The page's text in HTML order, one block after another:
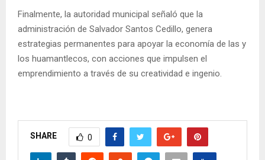
Finalmente, la autoridad municipal señaló que la
administración de Salvador Santos Cedillo, genera
estrategias permanentes para apoyar la economía de las y
los huamantlecos, con acciones que impulsen el
emprendimiento a través de su creatividad e ingenio.
SHARE 0